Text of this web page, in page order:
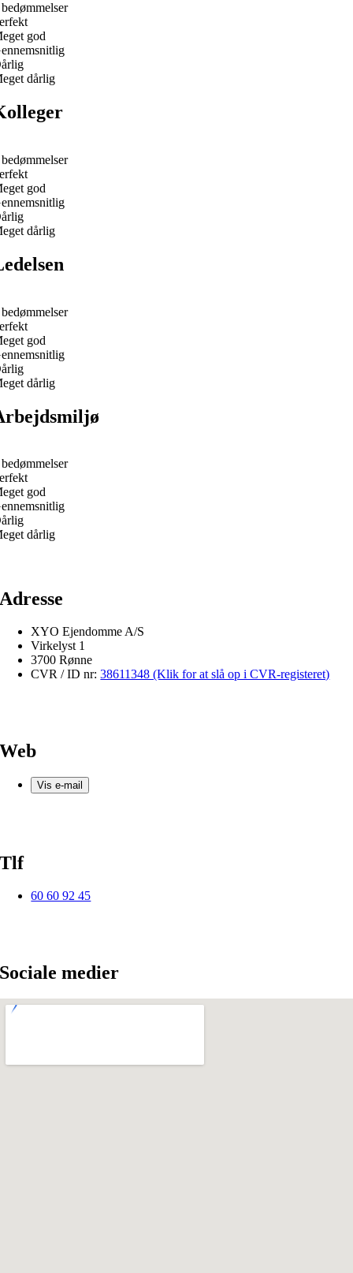
god
dårlig
god
dårlig
god
dårlig
god
dårlig
Adresse
XYO Ejendomme A/S
Virkelyst 1
3700 Rønne
CVR / ID nr:38611348 (Klik for at slå op i CVR-registeret)
Web
Vis e-mail
Tlf
60 60 92 45
Sociale medier